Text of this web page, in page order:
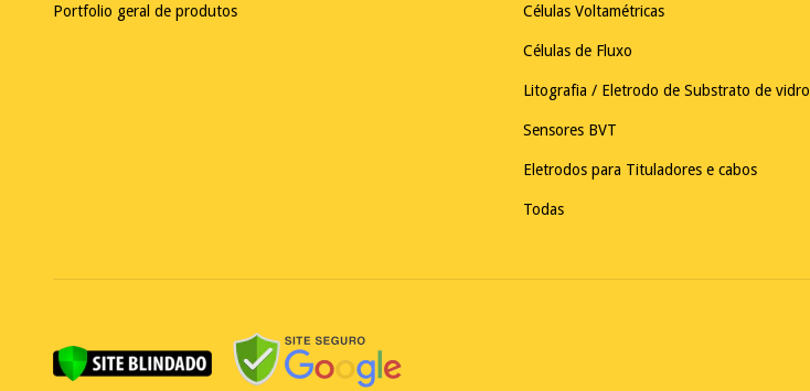
Portfolio geral de produtos Células Voltamétricas
Células de Fluxo
Litografia / Eletrodo de Substrato de vidro
Sensores BVT
Eletrodos para Tituladores e cabos
Todas